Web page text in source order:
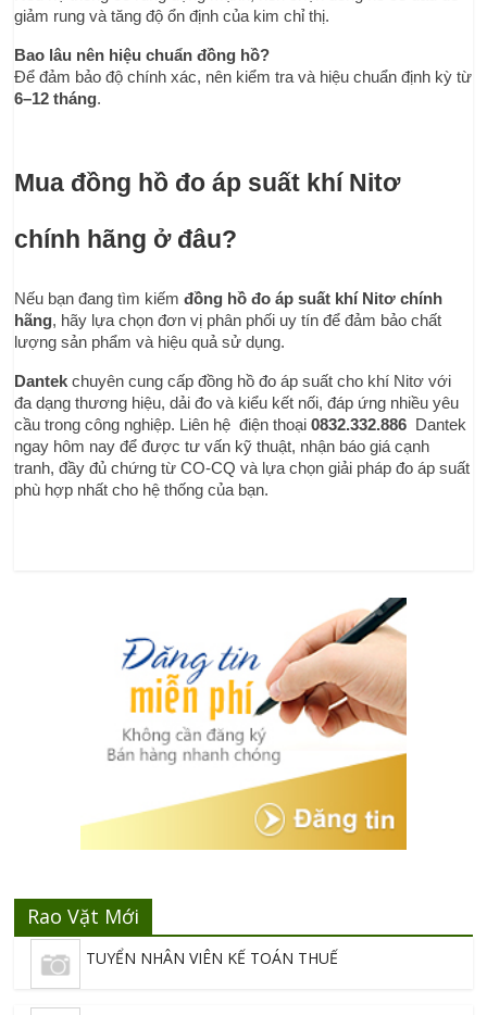
giảm rung và tăng độ ổn định của kim chỉ thị.
Bao lâu nên hiệu chuẩn đồng hồ?
6–12 tháng.
Mua đồng hồ đo áp suất khí Nitơ
chính hãng ở đâu?
Nếu bạn đang tìm kiếm đồng hồ đo áp suất khí Nitơ chính
hãng, hãy lựa chọn đơn vị phân phối uy tín để đảm bảo chất
lượng sản phẩm và hiệu quả sử dụng.
Dantek chuyên cung cấp đồng hồ đo áp suất cho khí Nitơ với
đa dạng thương hiệu, dải đo và kiểu kết nối, đáp ứng nhiều yêu
cầu trong công nghiệp. Liên hệ  điện thoại 0832.332.886 Dantek
ngay hôm nay để được tư vấn kỹ thuật, nhận báo giá cạnh
tranh, đầy đủ chứng từ CO-CQ và lựa chọn giải pháp đo áp suất
phù hợp nhất cho hệ thống của bạn.
Rao Vặt Mới
TUYỂN NHÂN VIÊN KẾ TOÁN THUẾ